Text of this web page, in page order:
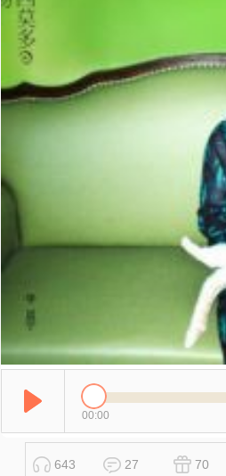
00:00
643 27 70